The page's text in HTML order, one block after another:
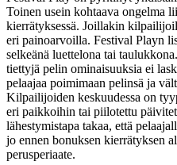
Toinen usein kohtaava ongelma
kierrätyksessä. Joillakin
eri painoarvoilla. Festival Playn
selkeänä luettelona tai
tiettyjä pelin ominaisuuksia ei
pelaajaa poimimaan pelinsä ja
Kilpailijoiden keskuudessa on
eri paikkoihin tai piilotettu
lähestymistapa takaa, että
jo ennen bonuksen kierrätyksen
perusperiaate.